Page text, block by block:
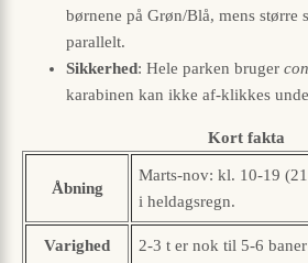
børnene på Grøn/Blå, mens større
parallelt.
Sikkerhed: Hele parken bruger
karabinen kan ikke af-klikkes
Kort fakta
Åbning
Marts-nov: kl. 10-19
i heldagsregn.
Varighed 2-3 t er nok til 5-6